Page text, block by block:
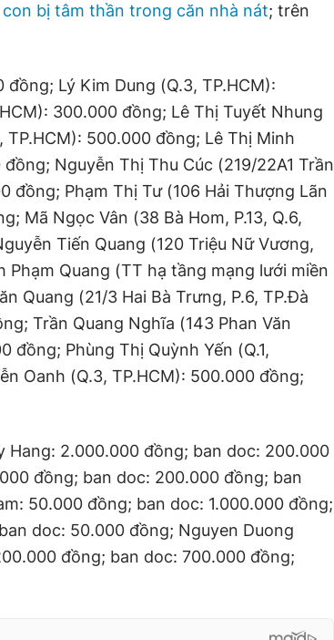
bị tâm thần trong căn nhà nát; trên
Lý Kim Dung (Q.3, TP.HCM):
300.000 đồng; Lê Thị Tuyết Nhung
TP.HCM): 500.000 đồng; Lê Thị Minh
Nguyễn Thị Thu Cúc (219/22A1 Trần
đồng; Phạm Thị Tư (106 Hải Thượng Lãn
Mã Ngọc Vân (38 Bà Hom, P.13, Q.6,
Tiến Quang (120 Triệu Nữ Vương,
Quang (TT hạ tầng mạng lưới miền
Quang (21/3 Hai Bà Trưng, P.6, TP.Đà
Trần Quang Nghĩa (143 Phan Văn
đồng; Phùng Thị Quỳnh Yến (Q.1,
Oanh (Q.3, TP.HCM): 500.000 đồng;
Hang: 2.000.000 đồng; ban doc: 200.000
đồng; ban doc: 200.000 đồng; ban
50.000 đồng; ban doc: 1.000.000 đồng;
doc: 50.000 đồng; Nguyen Duong
đồng; ban doc: 700.000 đồng;